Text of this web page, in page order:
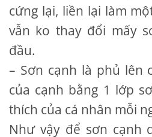
cứng lại, liền lại làm
vẫn ko thay đổi mấy
đầu.
– Sơn cạnh là phủ lên
của cạnh bằng 1 lớp
thích của cá nhân mỗi
Như vậy để sơn cạnh